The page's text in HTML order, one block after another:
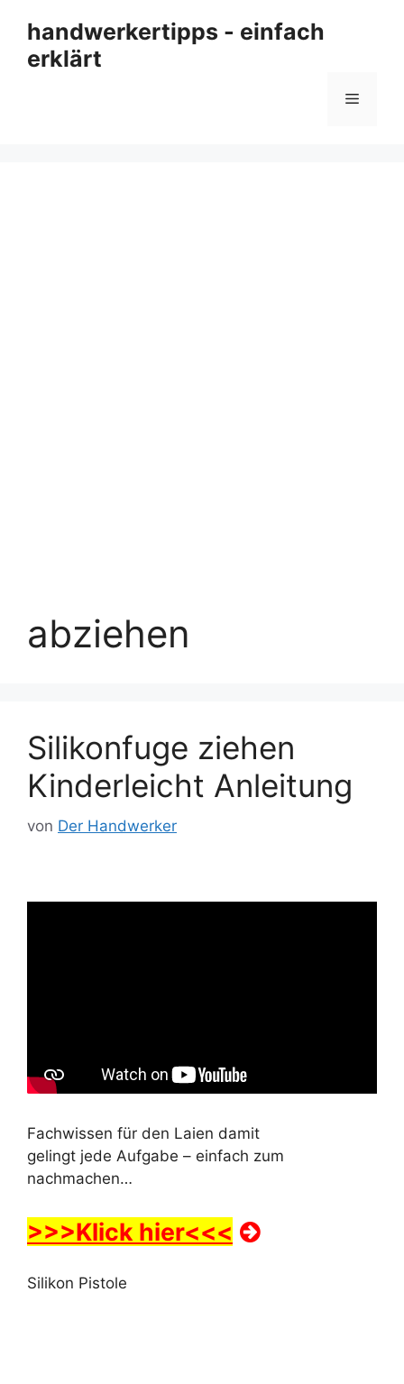
Inhalt
springen
handwerkertipps - einfach
erklärt
Menü
abziehen
Silikonfuge ziehen
Kinderleicht Anleitung
von Der Handwerker
Fachwissen für den Laien damit
gelingt jede Aufgabe – einfach zum
nachmachen…
>>>Klick hier<<<
Silikon Pistole